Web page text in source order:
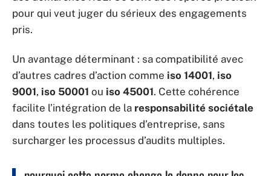
pour qui veut juger du sérieux des engagements
pris.
Un avantage déterminant : sa compatibilité avec
d’autres cadres d’action comme iso 14001, iso
9001, iso 50001 ou iso 45001. Cette cohérence
facilite l’intégration de la responsabilité sociétale
dans toutes les politiques d’entreprise, sans
surcharger les processus d’audits multiples.